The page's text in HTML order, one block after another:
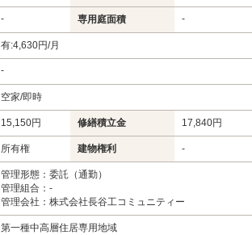
- 専用庭面積 -
有:4,630円/月
-
空家/即時
15,150円 修繕積立金 17,840円
所有権 建物権利 -
管理形態：委託（通勤）
管理組合：-
管理会社：株式会社長谷工コミュニティー
第一種中高層住居専用地域